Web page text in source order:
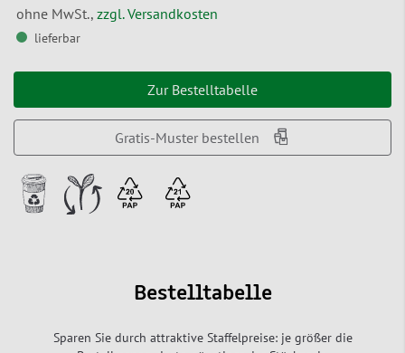
ohne MwSt., zzgl. Versandkosten
lieferbar
Zur Bestelltabelle
Gratis-Muster bestellen
Bestelltabelle
Sparen Sie durch attraktive Staffelpreise: je größer die